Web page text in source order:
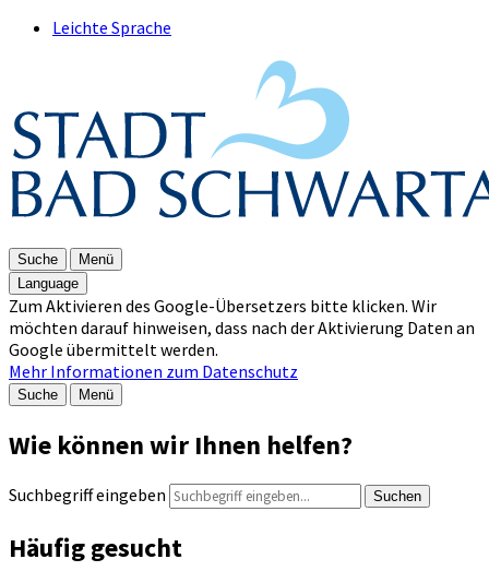
Leichte Sprache
Suche
Menü
Language
Zum Aktivieren des Google-Übersetzers bitte klicken. Wir
möchten darauf hinweisen, dass nach der Aktivierung Daten an
Google übermittelt werden.
Mehr Informationen zum Datenschutz
Suche Menü
Wie können wir Ihnen helfen?
Suchbegriff eingeben Suchen
Häufig gesucht